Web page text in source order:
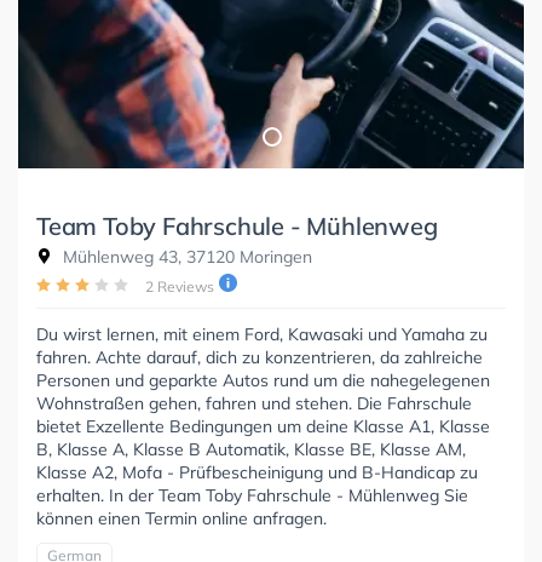
Team Toby Fahrschule - Mühlenweg
Mühlenweg 43, 37120 Moringen
2 Reviews
Du wirst lernen, mit einem Ford, Kawasaki und Yamaha zu
fahren. Achte darauf, dich zu konzentrieren, da zahlreiche
Personen und geparkte Autos rund um die nahegelegenen
Wohnstraßen gehen, fahren und stehen. Die Fahrschule
bietet Exzellente Bedingungen um deine Klasse A1, Klasse
B, Klasse A, Klasse B Automatik, Klasse BE, Klasse AM,
Klasse A2, Mofa - Prüfbescheinigung und B-Handicap zu
erhalten. In der Team Toby Fahrschule - Mühlenweg Sie
können einen Termin online anfragen.
German